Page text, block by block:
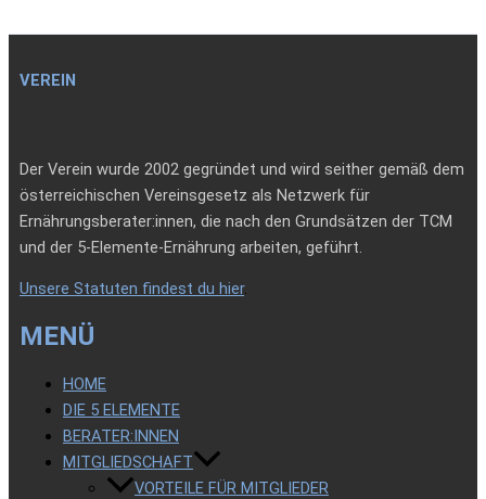
VEREIN
Der Verein wurde 2002 gegründet und wird seither gemäß dem
österreichischen Vereinsgesetz als Netzwerk für
Ernährungsberater:innen, die nach den Grundsätzen der TCM
und der 5-Elemente-Ernährung arbeiten, geführt.
Unsere Statuten findest du hier.
MENÜ
HOME
DIE 5 ELEMENTE
BERATER:INNEN
MITGLIEDSCHAFT
VORTEILE FÜR MITGLIEDER